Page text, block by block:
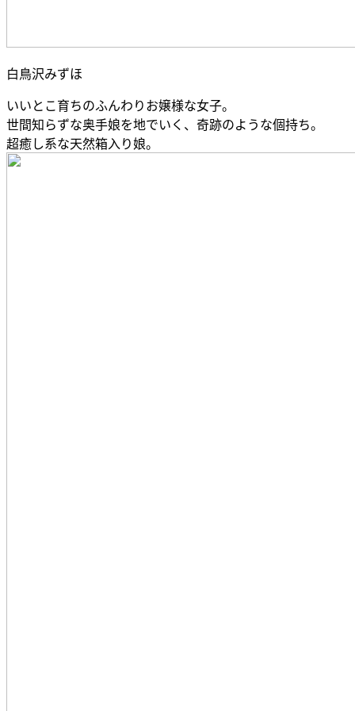
白鳥沢みずほ
いいとこ育ちのふんわりお嬢様な女子。
世間知らずな奥手娘を地でいく、奇跡のような個持ち。
超癒し系な天然箱入り娘。